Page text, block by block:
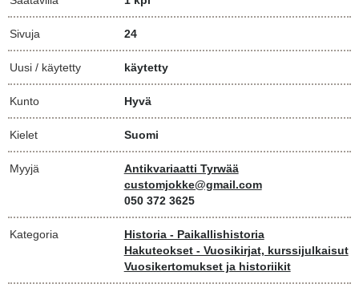
Sivuja 24
Uusi / käytetty käytetty
Kunto Hyvä
Kielet Suomi
Myyjä
Antikvariaatti Tyrwää
customjokke@gmail.com
050 372 3625
Kategoria
Historia - Paikallishistoria
Hakuteokset - Vuosikirjat, kurssijulkaisut
Vuosikertomukset ja historiikit